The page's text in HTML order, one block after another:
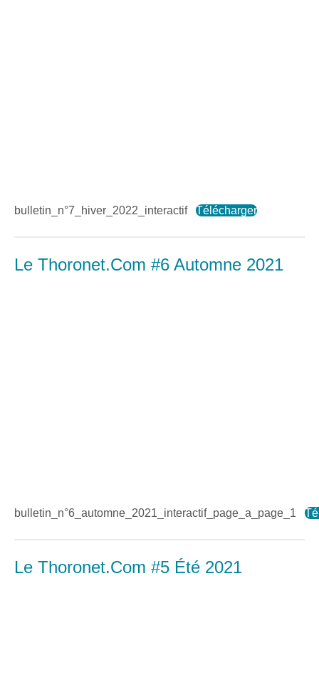
bulletin_n°7_hiver_2022_interactif Télécharger
Le Thoronet.Com #6 Automne 2021
bulletin_n°6_automne_2021_interactif_page_a_page_1
Le Thoronet.Com #5 Été 2021